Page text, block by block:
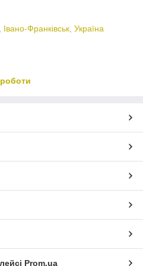
Франківськ, Україна
Prom.ua